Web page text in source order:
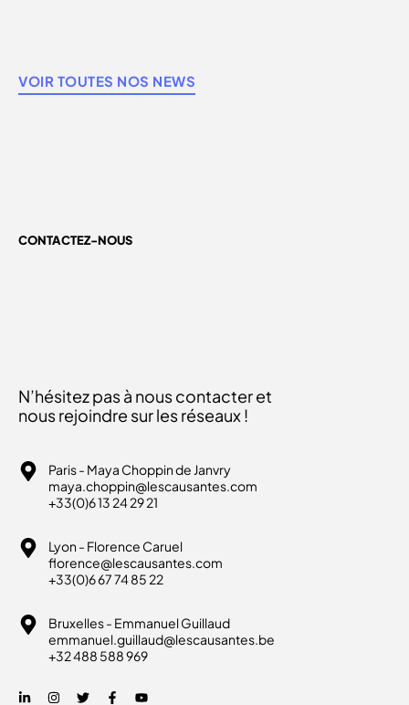
VOIR TOUTES NOS NEWS
CONTACTEZ-NOUS
N’hésitez pas à nous contacter et
nous rejoindre sur les réseaux !
Paris - Maya Choppin de Janvry
maya.choppin@lescausantes.com
+33(0)6 13 24 29 21
Lyon - Florence Caruel
florence@lescausantes.com
+33(0)6 67 74 85 22
Bruxelles - Emmanuel Guillaud
emmanuel.guillaud@lescausantes.be
+32 488 588 969